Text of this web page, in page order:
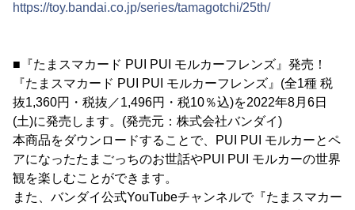
https://toy.bandai.co.jp/series/tamagotchi/25th/
■『たまスマカード PUI PUI モルカーフレンズ』発売！
『たまスマカード PUI PUI モルカーフレンズ』(全1種 税
抜1,360円・税抜／1,496円・税10％込)を2022年8月6日
(土)に発売します。(発売元：株式会社バンダイ)
本商品をダウンロードすることで、PUI PUI モルカーとペ
アになったたまごっちのお世話やPUI PUI モルカーの世界
観を楽しむことができます。
また、バンダイ公式YouTubeチャンネルで『たまスマカー